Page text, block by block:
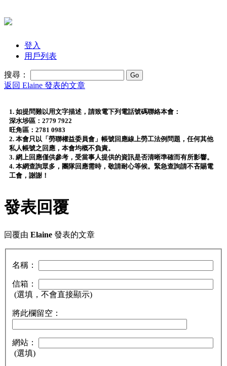
登入
用戶列表
搜尋：
返回 Elaine 發表的文章
1. 如提問難以用文字描述，請致電下列電話號碼聯絡本會：
深水埗區：2779 7922
旺角區：2781 0983
2. 本會只以「勞聯權益委員會」帳號回應線上勞工法例問題，任何其他
私人帳號之回應，本會均概不負責。
3. 網上回應僅供參考，受當事人提供的資訊是否清晰準確而有所影響。
4. 本網查詢眾多，團隊回應需時，敬請耐心等候。緊急查詢請不吝賜電
工會，謝謝！
發表回覆
回覆由 Elaine 發表的文章
名稱：
信箱：
(選填，不會直接顯示)
將此欄留空：
網站：
(選填)